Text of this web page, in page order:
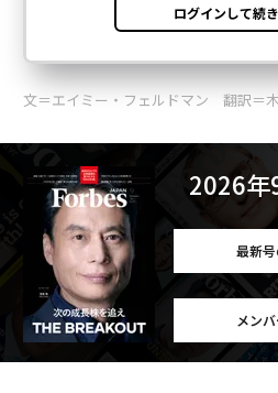
文＝エイミー・フェルドマン 翻訳＝
2026年
最新
メン